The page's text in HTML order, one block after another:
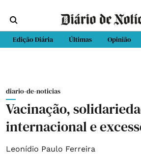
Edição Diária Últimas Opinião
diario-de-noticias
Vacinação,
internacional e
Leonídio Paulo Ferreira